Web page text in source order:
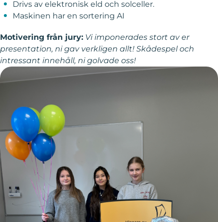
Drivs av elektronisk eld och solceller.
Maskinen har en sortering AI
Motivering från jury: Vi imponerades stort av er
presentation, ni gav verkligen allt! Skådespel och
intressant innehåll, ni golvade oss!